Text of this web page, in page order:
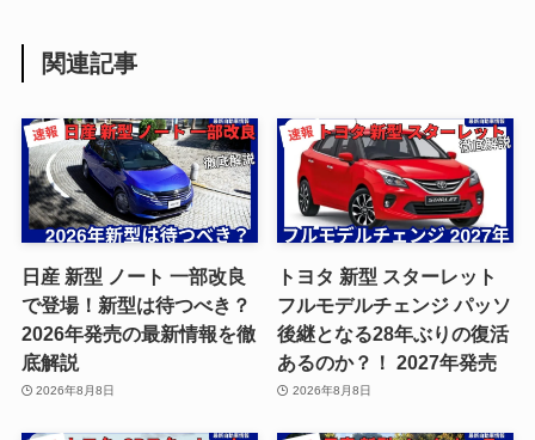
関連記事
日産 新型 ノート 一部改良
で登場！新型は待つべき？
2026年発売の最新情報を徹
底解説
2026年8月8日
トヨタ 新型 スターレット
フルモデルチェンジ パッソ
後継となる28年ぶりの復活
あるのか？！ 2027年発売
2026年8月8日